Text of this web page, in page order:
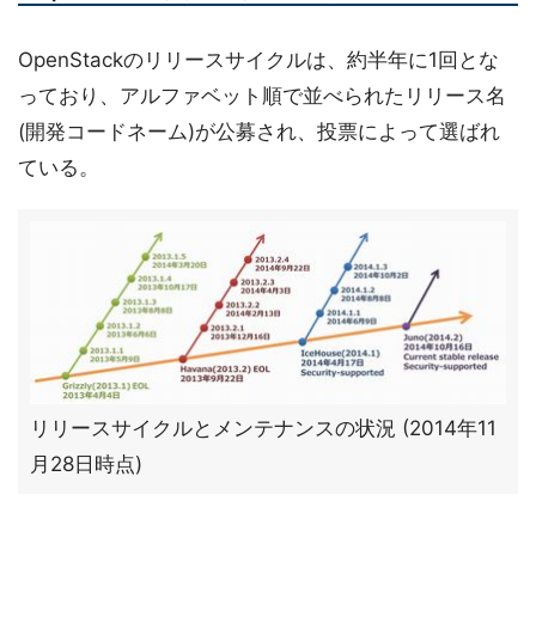
OpenStackのリリースサイクルは、約半年に1回とな
っており、アルファベット順で並べられたリリース名
(開発コードネーム)が公募され、投票によって選ばれ
ている。
リリースサイクルとメンテナンスの状況 (2014年11
月28日時点)